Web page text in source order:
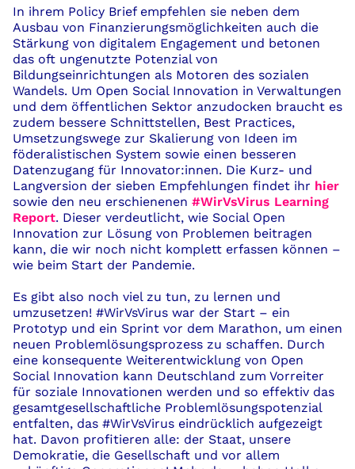
In ihrem Policy Brief empfehlen sie neben dem
Ausbau von Finanzierungsmöglichkeiten auch die
Stärkung von digitalem Engagement und betonen
das oft ungenutzte Potenzial von
Bildungseinrichtungen als Motoren des sozialen
Wandels. Um Open SocialInnovation in Verwaltungen
und dem öffentlichen Sektor anzudocken braucht es
zudem bessere Schnittstellen, Best Practices,
Umsetzungswege zur Skalierung von Ideen im
föderalistischen System sowie einen besseren
Datenzugang für Innovator:innen. Die Kurz- und
Langversion der sieben Empfehlungen findet ihr hier
sowie den neu erschienenen #WirVsVirus Learning
Report. Dieser verdeutlicht, wie SocialOpen
Innovation zur Lösung von Problemen beitragen
kann, die wir noch nicht komplett erfassen können –
wie beim Start der Pandemie.
Es gibt also noch viel zu tun, zu lernen und
umzusetzen! #WirVsVirus war der Start – ein
Prototyp und ein Sprint vor dem Marathon, um einen
neuen Problemlösungsprozess zu schaffen. Durch
eine konsequente Weiterentwicklung von Open
SocialInnovation kann Deutschland zum Vorreiter
für soziale Innovationen werden und so effektiv das
gesamtgesellschaftliche Problemlösungspotenzial
entfalten, das #WirVsVirus eindrücklich aufgezeigt
hat. Davon profitieren alle: der Staat, unsere
Demokratie, die Gesellschaft und vor allem